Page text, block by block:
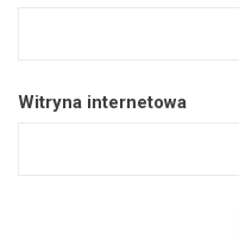
Witryna internetowa